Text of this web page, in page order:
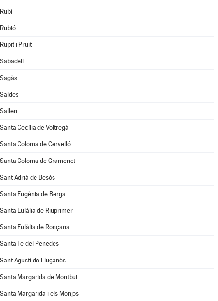
Rubí
Rubió
Rupit i Pruit
Sabadell
Sagàs
Saldes
Sallent
Santa Cecília de Voltregà
Santa Coloma de Cervelló
Santa Coloma de Gramenet
Sant Adrià de Besòs
Santa Eugènia de Berga
Santa Eulàlia de Riuprimer
Santa Eulàlia de Ronçana
Santa Fe del Penedès
Sant Agustí de Lluçanès
Santa Margarida de Montbui
Santa Margarida i els Monjos